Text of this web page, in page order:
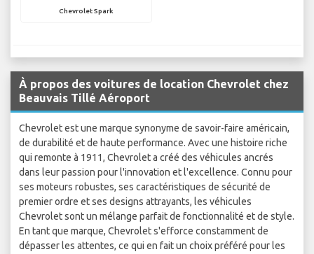
Chevrolet Spark
À propos des voitures de location Chevrolet chez
Beauvais Tillé Aéroport
Chevrolet est une marque synonyme de savoir-faire américain,
de durabilité et de haute performance. Avec une histoire riche
qui remonte à 1911, Chevrolet a créé des véhicules ancrés
dans leur passion pour l'innovation et l'excellence. Connu pour
ses moteurs robustes, ses caractéristiques de sécurité de
premier ordre et ses designs attrayants, les véhicules
Chevrolet sont un mélange parfait de fonctionnalité et de style.
En tant que marque, Chevrolet s'efforce constamment de
dépasser les attentes, ce qui en fait un choix préféré pour les